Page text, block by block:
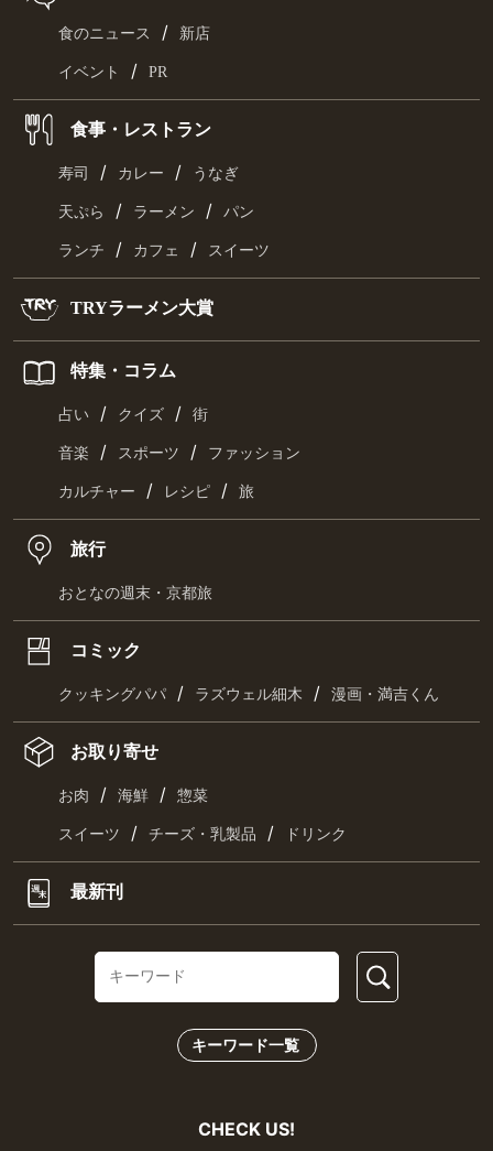
食のニュース / 新店
イベント / PR
食事・レストラン
寿司 / カレー / うなぎ
天ぷら / ラーメン / パン
ランチ / カフェ / スイーツ
TRYラーメン大賞
特集・コラム
占い / クイズ / 街
音楽 / スポーツ / ファッション
カルチャー / レシピ / 旅
旅行
おとなの週末・京都旅
コミック
クッキングパパ / ラズウェル細木 / 漫画・満吉くん
お取り寄せ
お肉 / 海鮮 / 惣菜
スイーツ / チーズ・乳製品 / ドリンク
最新刊
キーワード一覧
CHECK US!